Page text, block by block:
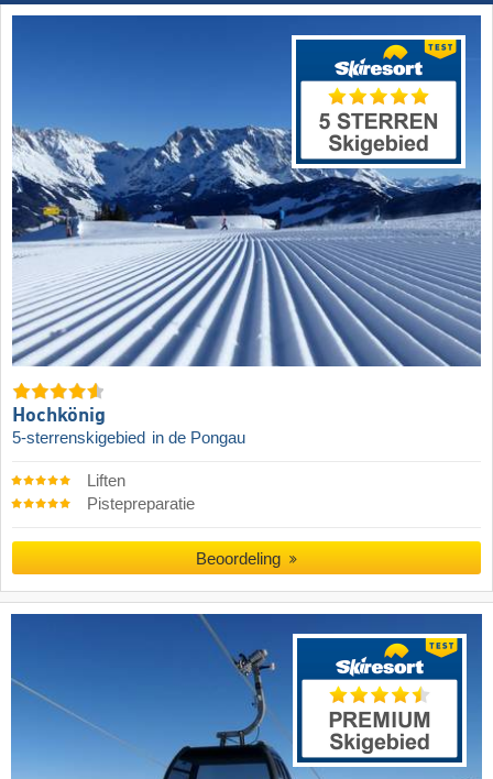
Hochkönig
5-sterrenskigebied in de Pongau
Liften
Pistepreparatie
Beoordeling